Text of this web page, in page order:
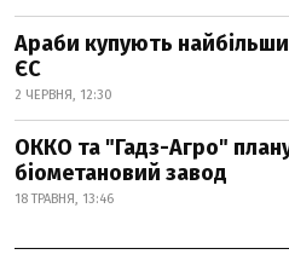
Араби купують
ЄС
2 ЧЕРВНЯ, 12:30
ОККО та "Гадз-Агро"
біометановий завод
18 ТРАВНЯ, 13:46